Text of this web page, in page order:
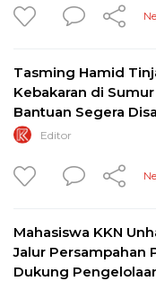
Tasming Hamid
Kebakaran di
Bantuan Segera
Editor
Mahasiswa KKN
Jalur Persampahan
Dukung